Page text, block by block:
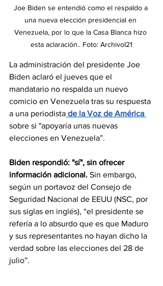
Joe Biden se entendió como el respaldo a
una nueva elección presidencial en
Venezuela, por lo que la Casa Blanca hizo
esta aclaración.. Foto: ArchivoI21
La administración del presidente Joe
Biden aclaró el jueves que el
mandatario no respalda un nuevo
comicio en Venezuela tras su respuesta
a una periodista de la Voz de América
sobre si "apoyaría unas nuevas
elecciones en Venezuela”.
Biden respondió: "sí", sin ofrecer
información adicional. Sin embargo,
según un portavoz del Consejo de
Seguridad Nacional de EEUU (NSC, por
sus siglas en inglés), “el presidente se
refería a lo absurdo que es que Maduro
y sus representantes no hayan dicho la
verdad sobre las elecciones del 28 de
julio”.